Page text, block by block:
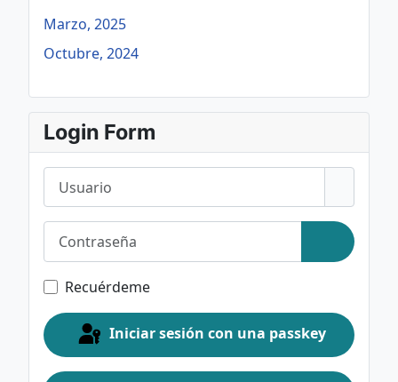
Marzo, 2025
Octubre, 2024
Login Form
Mostrar
Recuérdeme
Iniciar sesión con una passkey